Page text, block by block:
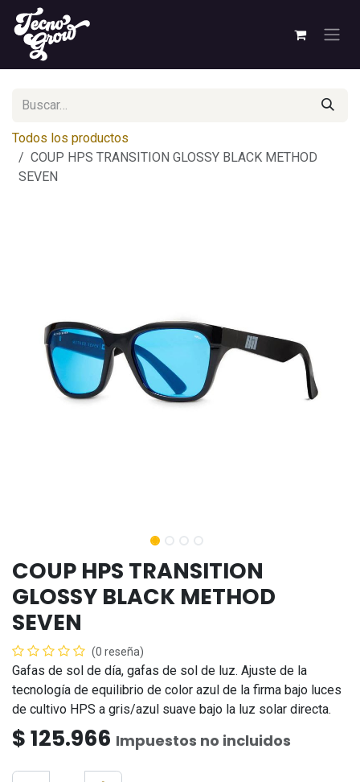
Ir al contenido
Todos los productos
COUP HPS TRANSITION GLOSSY BLACK METHOD
SEVEN
COUP HPS TRANSITION
GLOSSY BLACK METHOD
SEVEN
(0 reseña)
Gafas de sol de día, gafas de sol de luz. Ajuste de la
tecnología de equilibrio de color azul de la firma bajo luces
de cultivo HPS a gris/azul suave bajo la luz solar directa.
$125.966 Impuestos no incluidos